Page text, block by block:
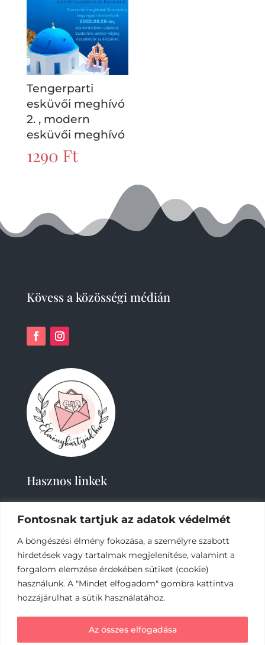
Fontosnak tartjuk az adatok védelmét
A böngészési élmény fokozása, a személyre szabott
hirdetések vagy tartalmak megjelenítése, valamint a
forgalom elemzése érdekében sütiket (cookie)
használunk. A "Mindet elfogadom" gombra kattintva
hozzájárulhat a sütik használatához.
Az összes elfogadása
Tengerparti
esküvői meghívó
2. , modern
esküvői meghívó
1290 Ft
Kövess a közösségi médián
Hasznos linkek
2019-2023 – Élménykártyád-Nagy Tímea © Minden
jog fenntartva.
Az online fizetést a Barion Payment Zrt. biztosítja,
MNB engedély száma: H-EN-I-1064/2013